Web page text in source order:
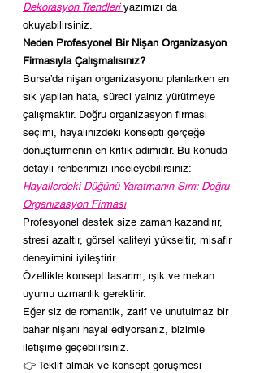
Dekorasyon Trendleri yazımızı da
okuyabilirsiniz.
Neden Profesyonel Bir Nişan Organizasyon
Firmasıyla Çalışmalısınız?
Bursa’da nişan organizasyonu planlarken en
sık yapılan hata, süreci yalnız yürütmeye
çalışmaktır. Doğru organizasyon firması
seçimi, hayalinizdeki konsepti gerçeğe
dönüştürmenin en kritik adımıdır. Bu konuda
detaylı rehberimizi inceleyebilirsiniz:
Hayallerdeki Düğünü Yaratmanın Sırrı: Doğru
Organizasyon Firması
Profesyonel destek size zaman kazandırır,
stresi azaltır, görsel kaliteyi yükseltir, misafir
deneyimini iyileştirir.
Özellikle konsept tasarım, ışık ve mekan
uyumu uzmanlık gerektirir.
Eğer siz de romantik, zarif ve unutulmaz bir
bahar nişanı hayal ediyorsanız, bizimle
iletişime geçebilirsiniz.
👉 Teklif almak ve konsept görüşmesi